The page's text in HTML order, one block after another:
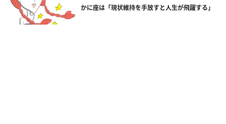
かに座は「現状維持を手放すと人生が飛躍する」